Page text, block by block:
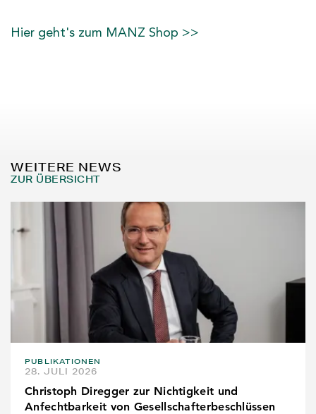
Hier geht's zum MANZ Shop >>
WEITERE NEWS
ZUR ÜBERSICHT
PUBLIKATIONEN
28. JULI 2026
Christoph Diregger zur Nichtigkeit und
Anfechtbarkeit von Gesellschafterbeschlüssen